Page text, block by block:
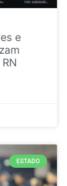
e
ESTADO